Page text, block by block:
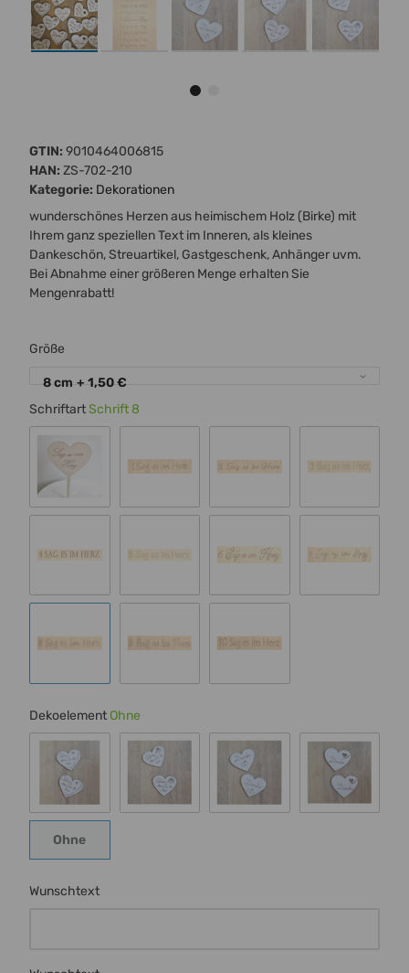
GTIN: 9010464006815
HAN: ZS-702-210
Kategorie: Dekorationen
wunderschönes Herzen aus heimischem Holz (Birke) mit
Ihrem ganz speziellen Text im Inneren, als kleines
Dankeschön, Streuartikel, Gastgeschenk, Anhänger uvm.
Bei Abnahme einer größeren Menge erhalten Sie
Mengenrabatt!
Größe
8 cm + 1,50 €
SchriftartSchrift 8
Standard 00 Schrift 1 Schrift 2 Schrift 3
Schrift 4 Schrift 5 Schrift 6
Dekoelement Ohne
Schmetterling
OhneOhne
Wunschtext